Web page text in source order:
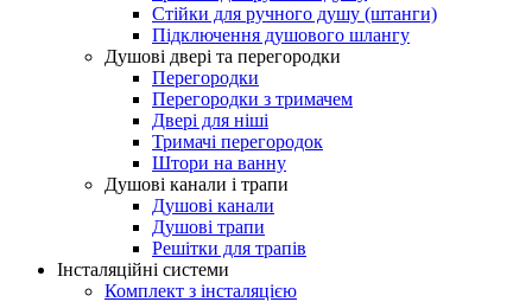
Стійки для ручного душу (штанги)
Підключення душового шлангу
Душові двері та перегородки
Перегородки
Перегородки з тримачем
Двері для ніші
Тримачі перегородок
Штори на ванну
Душові канали і трапи
Душові канали
Душові трапи
Решітки для трапів
Інсталяційні системи
Комплект з інсталяцією